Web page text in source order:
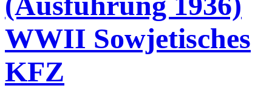
WWII Sowjetisches
KFZ